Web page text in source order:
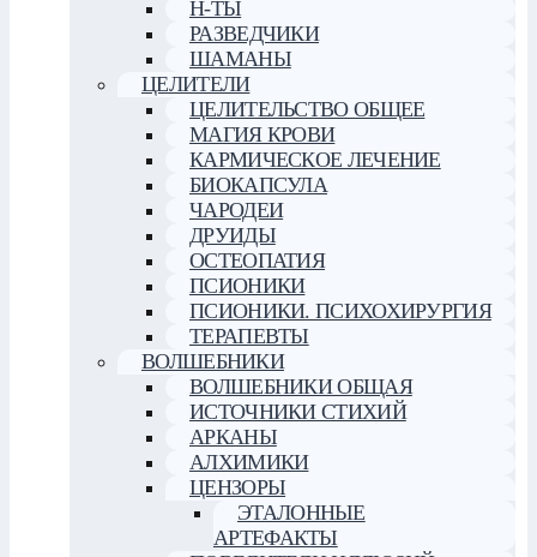
Н-ТЫ
РАЗВЕДЧИКИ
ШАМАНЫ
ЦЕЛИТЕЛИ
ЦЕЛИТЕЛЬСТВО ОБЩЕЕ
МАГИЯ КРОВИ
КАРМИЧЕСКОЕ ЛЕЧЕНИЕ
БИОКАПСУЛА
ЧАРОДЕИ
ДРУИДЫ
ОСТЕОПАТИЯ
ПСИОНИКИ
ПСИОНИКИ. ПСИХОХИРУРГИЯ
ТЕРАПЕВТЫ
ВОЛШЕБНИКИ
ВОЛШЕБНИКИ ОБЩАЯ
ИСТОЧНИКИ СТИХИЙ
АРКАНЫ
АЛХИМИКИ
ЦЕНЗОРЫ
ЭТАЛОННЫЕ
АРТЕФАКТЫ